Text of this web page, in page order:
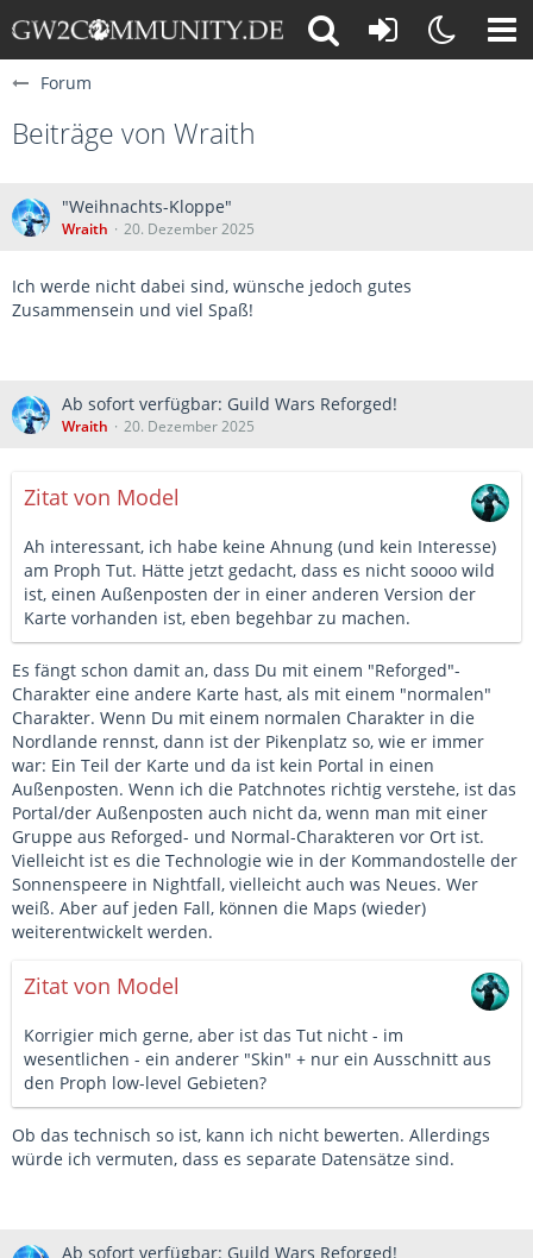
Forum
Beiträge von Wraith
"Weihnachts-Kloppe"
Wraith 20. Dezember 2025
Ich werde nicht dabei sind, wünsche jedoch gutes
Zusammensein und viel Spaß!
Ab sofort verfügbar: Guild Wars Reforged!
Wraith 20. Dezember 2025
Zitat von Model
Ah interessant, ich habe keine Ahnung (und kein Interesse)
am Proph Tut. Hätte jetzt gedacht, dass es nicht soooo wild
ist, einen Außenposten der in einer anderen Version der
Karte vorhanden ist, eben begehbar zu machen.
Es fängt schon damit an, dass Du mit einem "Reforged"-
Charakter eine andere Karte hast, als mit einem "normalen"
Charakter. Wenn Du mit einem normalen Charakter in die
Nordlande rennst, dann ist der Pikenplatz so, wie er immer
war: Ein Teil der Karte und da ist kein Portal in einen
Außenposten. Wenn ich die Patchnotes richtig verstehe, ist das
Portal/der Außenposten auch nicht da, wenn man mit einer
Gruppe aus Reforged- und Normal-Charakteren vor Ort ist.
Vielleicht ist es die Technologie wie in der Kommandostelle der
Sonnenspeere in Nightfall, vielleicht auch was Neues. Wer
weiß. Aber auf jeden Fall, können die Maps (wieder)
weiterentwickelt werden.
Zitat von Model
Korrigier mich gerne, aber ist das Tut nicht - im
wesentlichen - ein anderer "Skin" + nur ein Ausschnitt aus
den Proph low-level Gebieten?
Ob das technisch so ist, kann ich nicht bewerten. Allerdings
würde ich vermuten, dass es separate Datensätze sind.
Ab sofort verfügbar: Guild Wars Reforged!